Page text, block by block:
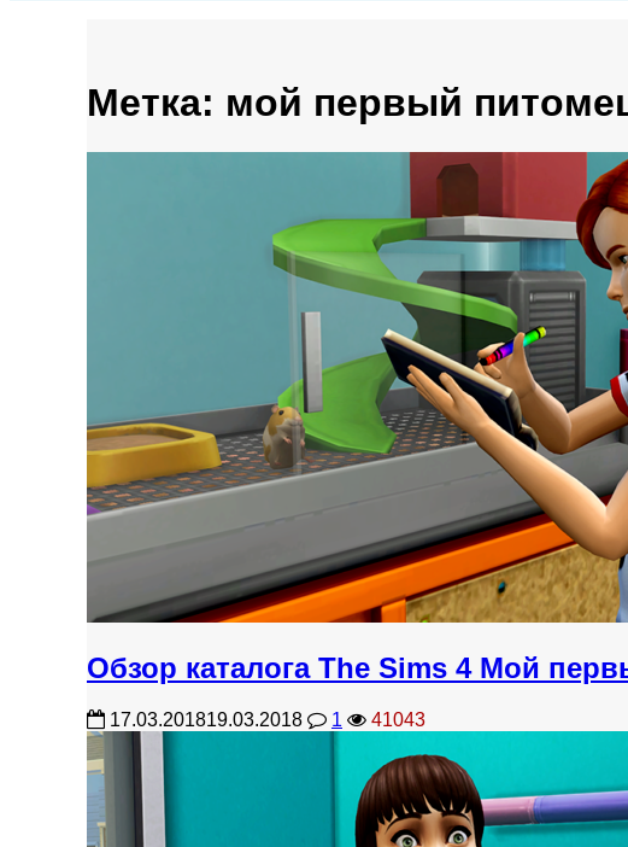
Метка: мой первый
Обзор каталога The Sims 4 Мой
17.03.201819.03.2018 1 41043